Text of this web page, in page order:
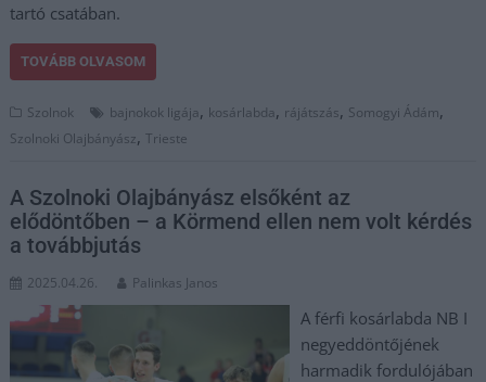
tartó csatában.
TOVÁBB OLVASOM
Szolnok bajnokok ligája, kosárlabda, rájátszás, Somogyi Ádám,
Szolnoki Olajbányász,Trieste
A Szolnoki Olajbányász elsőként az
elődöntőben – a Körmend ellen nem volt kérdés
a továbbjutás
2025.04.26. Palinkas Janos
A férfi kosárlabda NB I
negyeddöntőjének
harmadik fordulójában